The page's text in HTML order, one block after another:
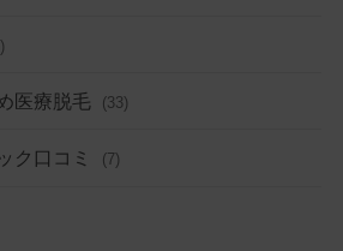
医療脱毛 (33)
ク口コミ (7)